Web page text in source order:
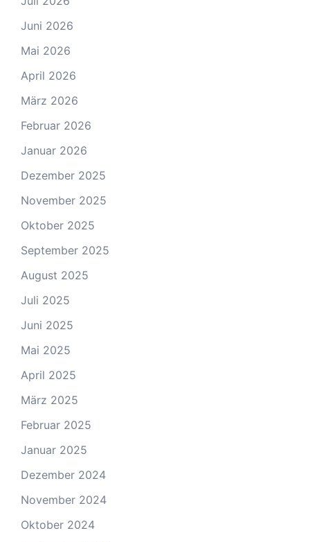
Juni 2026
Mai 2026
April 2026
März 2026
Februar 2026
Januar 2026
Dezember 2025
November 2025
Oktober 2025
September 2025
August 2025
Juli 2025
Juni 2025
Mai 2025
April 2025
März 2025
Februar 2025
Januar 2025
Dezember 2024
November 2024
Oktober 2024